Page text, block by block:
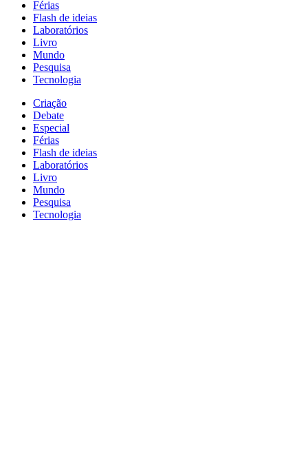
Férias
Flash de ideias
Laboratórios
Livro
Mundo
Pesquisa
Tecnologia
Criação
Debate
Especial
Férias
Flash de ideias
Laboratórios
Livro
Mundo
Pesquisa
Tecnologia